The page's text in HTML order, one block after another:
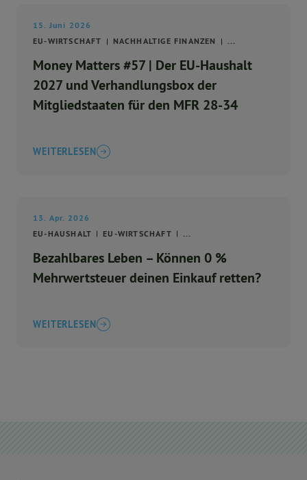
15. Juni 2026
EU-WIRTSCHAFT
NACHHALTIGE FINANZEN ...
Money Matters #57 | Der EU-Haushalt
2027 und Verhandlungsbox der
Mitgliedstaaten für den MFR 28-34
WEITERLESEN
13. Apr. 2026
EU-HAUSHALT
EU-WIRTSCHAFT ...
Bezahlbares Leben – Können 0 %
Mehrwertsteuer deinen Einkauf retten?
WEITERLESEN